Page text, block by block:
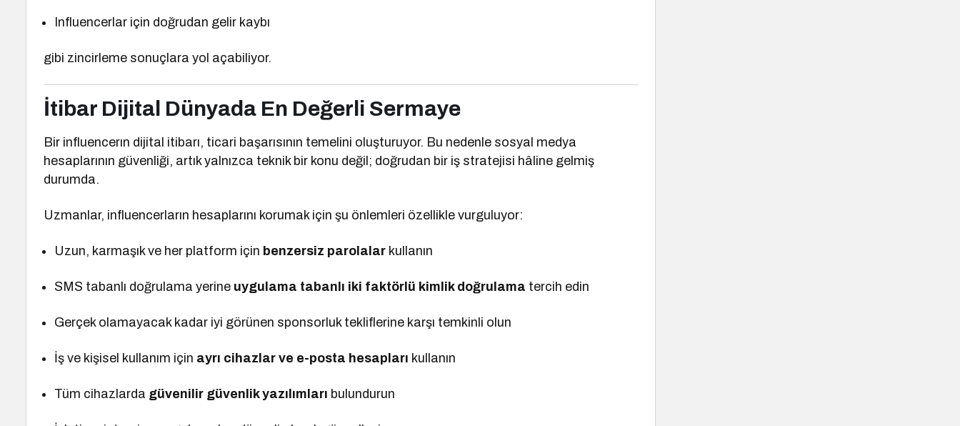
Influencerlar için doğrudan gelir kaybı
gibi zincirleme sonuçlara yol açabiliyor.
İtibar Dijital Dünyada En Değerli Sermaye
Bir influencerın dijital itibarı, ticari başarısının temelini oluşturuyor. Bu nedenle sosyal medya
hesaplarının güvenliği, artık yalnızca teknik bir konu değil; doğrudan bir iş stratejisi hâline gelmiş
durumda.
Uzmanlar, influencerların hesaplarını korumak için şu önlemleri özellikle vurguluyor:
Uzun, karmaşık ve her platform için benzersiz parolalar kullanın
SMS tabanlı doğrulama yerine uygulama tabanlı iki faktörlü kimlik doğrulama tercih edin
Gerçek olamayacak kadar iyi görünen sponsorluk tekliflerine karşı temkinli olun
İş ve kişisel kullanım için ayrı cihazlar ve e-posta hesapları kullanın
Tüm cihazlarda güvenilir güvenlik yazılımları bulundurun